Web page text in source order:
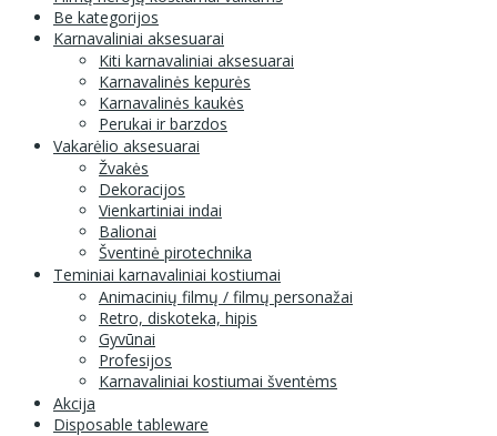
Be kategorijos
Karnavaliniai aksesuarai
Kiti karnavaliniai aksesuarai
Karnavalinės kepurės
Karnavalinės kaukės
Perukai ir barzdos
Vakarėlio aksesuarai
Žvakės
Dekoracijos
Vienkartiniai indai
Balionai
Šventinė pirotechnika
Teminiai karnavaliniai kostiumai
Animacinių filmų / filmų personažai
Retro, diskoteka, hipis
Gyvūnai
Profesijos
Karnavaliniai kostiumai šventėms
Akcija
Disposable tableware